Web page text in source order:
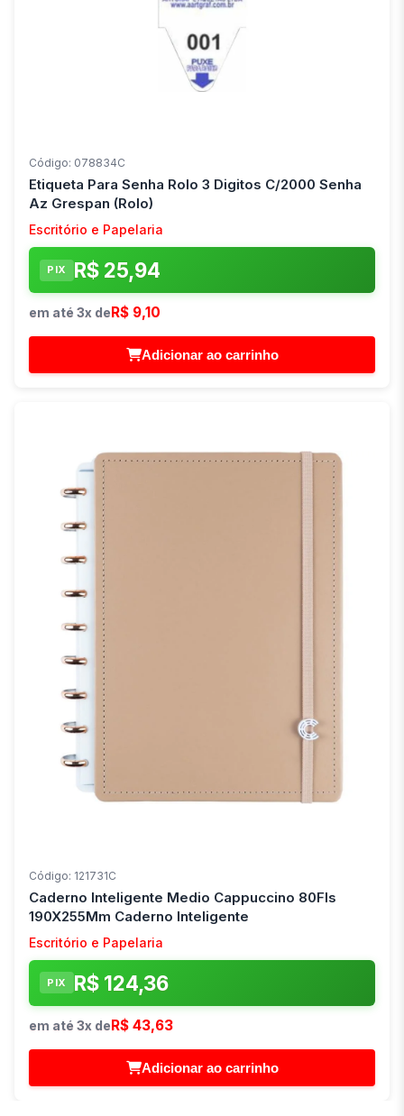
Código: 078834C
Etiqueta Para Senha Rolo 3 Digitos C/2000 Senha
Az Grespan (Rolo)
Escritório e Papelaria
PIX R$ 25,94
em até 3x de R$ 9,10
Adicionar ao carrinho
Código: 121731C
Caderno Inteligente Medio Cappuccino 80Fls
190X255Mm Caderno Inteligente
Escritório e Papelaria
PIX R$ 124,36
em até 3x deR$ 43,63
Adicionar ao carrinho